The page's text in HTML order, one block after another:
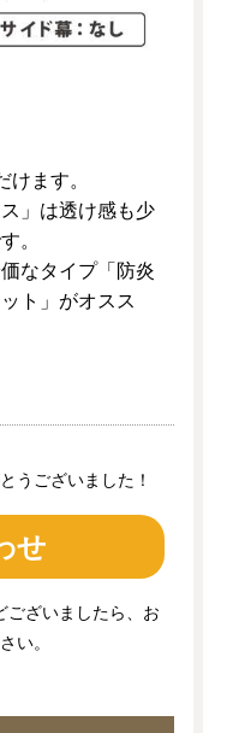
ます。
」は透け感も少
。
なタイプ「防炎
ト」がオスス
うございました！
せ
ございましたら、お
い。